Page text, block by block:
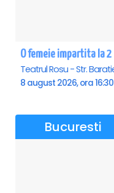
O femeie impartita la 2
8 august 2026, ora 16:30
Bucuresti